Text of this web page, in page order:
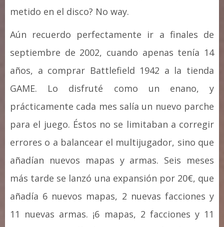
metido en el disco? No way.
Aún recuerdo perfectamente ir a finales de
septiembre de 2002, cuando apenas tenía 14
años, a comprar Battlefield 1942 a la tienda
GAME. Lo disfruté como un enano, y
prácticamente cada mes salía un nuevo parche
para el juego. Éstos no se limitaban a corregir
errores o a balancear el multijugador, sino que
añadían nuevos mapas y armas. Seis meses
más tarde se lanzó una expansión por 20€, que
añadía 6 nuevos mapas, 2 nuevas facciones y
11 nuevas armas. ¡6 mapas, 2 facciones y 11